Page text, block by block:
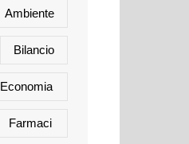
Ambiente
Bilancio
Economia
Farmaci